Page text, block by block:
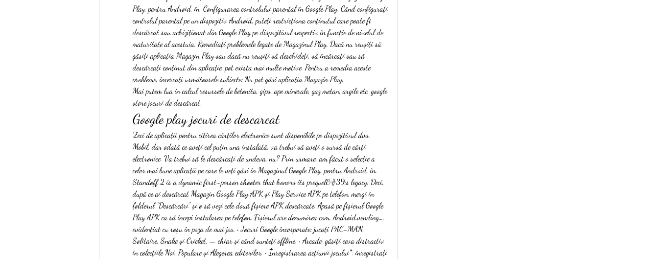
Play, pentru Android, în. Configurarea controlului parental în Google Play. Când configurați
controlul parental pe un dispozitiv Android, puteți restricționa conținutul care poate fi
descărcat sau achiziționat din Google Play pe dispozitivul respectiv în funcție de nivelul de
maturitate al acestuia. Remediați problemele legate de Magazinul Play. Dacă nu reușiți să
găsiți aplicația Magazin Play sau dacă nu reușiți să deschideți, să încărcați sau să
descărcați conținut din aplicație, pot exista mai multe motive. Pentru a remedia aceste
probleme, încercați următoarele subiecte: Nu pot găsi aplicația Magazin Play.
Mai putem lua in calcul resursele de betonita, gips, ape minerale, gaz metan, argile etc, google
store jocuri de descărcat.
Google play jocuri de descarcat
Zeci de aplicații pentru citirea cărților electronice sunt disponibile pe dispozitivul dvs.
Mobil, dar odată ce aveți cel puțin una instalată, va trebui să aveți o sursă de cărți
electronice. Va trebui să le descărcați de undeva, nu? Prin urmare, am făcut o selecție a
celor mai bune aplicații pe care le veți găsi în Magazinul Google Play, pentru Android, în.
Standoff 2 is a dynamic first-person shooter that honors its prequel&#39;s legacy. Deci,
după ce ai descărcat Magazin Google Play APK și Play Service APK pe telefon, mergi în
folderul ”Descărcări” și o să vezi cele două fișiere APK descărcate. Apasă pe fișierul Google
Play APK ca să începi instalarea pe telefon. Fișierul are denumirea com. Android,vending…,
evidențiat cu roșu în poza de mai jos. • Jocuri Google încorporate: jucați PAC-MAN,
Solitaire, Snake și Cricket, — chiar și când sunteți offline. • Arcade: găsiți ceva distractiv
în colecțiile Noi, Populare și Alegerea editorilor. • Înregistrarea acțiunii jocului*: înregistrați